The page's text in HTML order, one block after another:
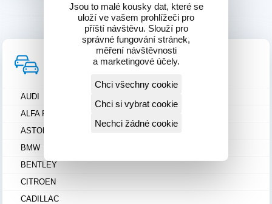
Výběr tlumení
AUDI
ALFA ROMEO
ASTON MARTIN
BMW
BENTLEY
CITROEN
CADILLAC
Jsou to malé kousky dat, které se
uloží ve vašem prohlížeči pro
příští návštěvu. Slouží pro
správné fungování stránek,
měření návštěvnosti
a marketingové účely.
Chci všechny cookie
Chci si vybrat cookie
Nechci žádné cookie